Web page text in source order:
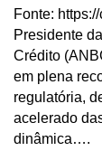
Fonte:
Presidente
Crédito
em plena
regulatória,
acelerado
dinâmica….